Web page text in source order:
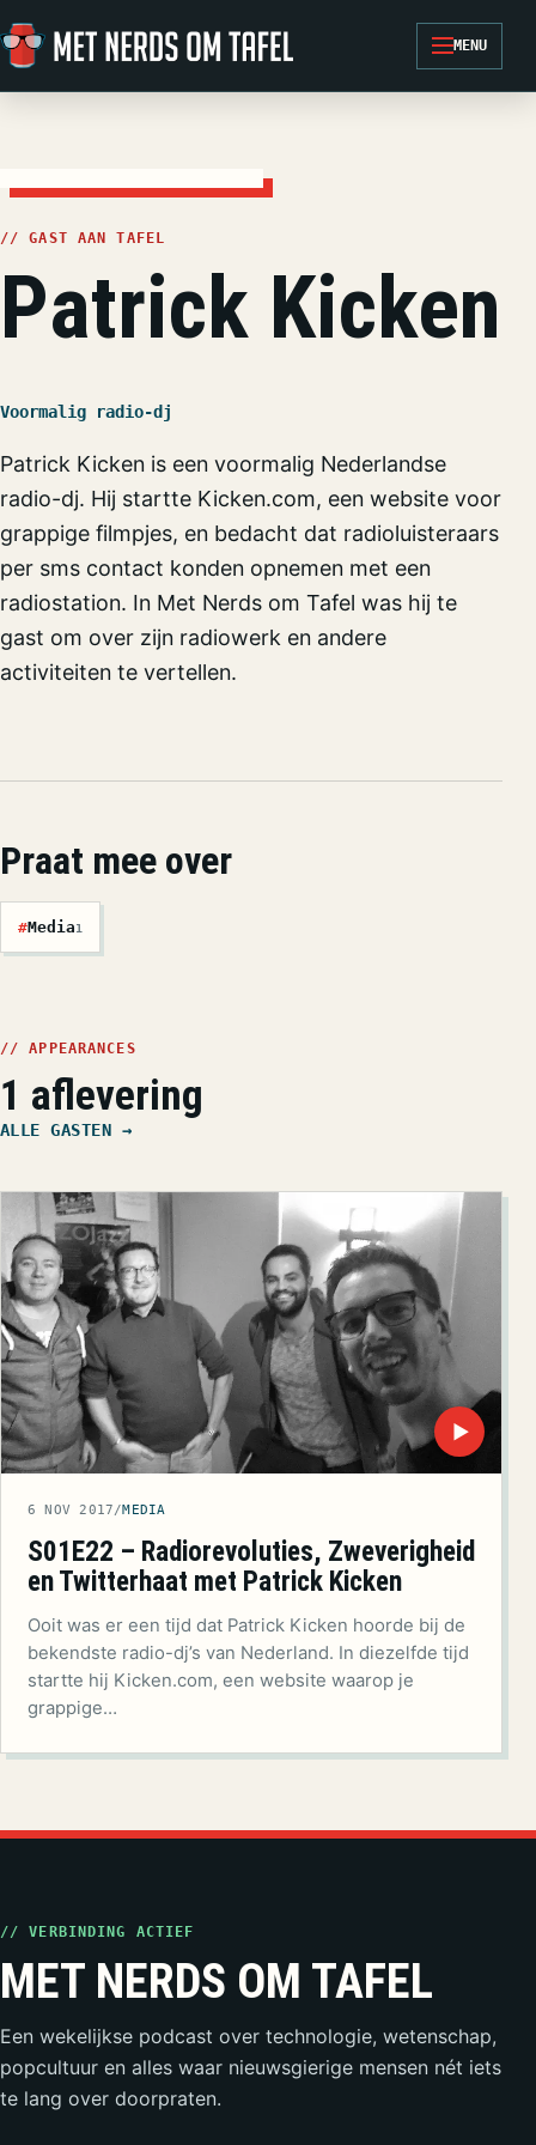
Ga naar de inhoud
MENU
// GAST AAN TAFEL
Patrick Kicken
Voormalig radio-dj
Patrick Kicken is een voormalig Nederlandse
radio-dj. Hij startte Kicken.com, een website voor
grappige filmpjes, en bedacht dat radioluisteraars
per sms contact konden opnemen met een
radiostation. In Met Nerds om Tafel was hij te
gast om over zijn radiowerk en andere
activiteiten te vertellen.
Praat mee over
#Media1
// APPEARANCES
1 aflevering
ALLE GASTEN →
▶
6 NOV 2017/MEDIA
S01E22 – Radiorevoluties, Zweverigheid
en Twitterhaat met Patrick Kicken
Ooit was er een tijd dat Patrick Kicken hoorde bij de
bekendste radio-dj’s van Nederland. In diezelfde tijd
startte hij Kicken.com, een website waarop je
grappige…
// VERBINDING ACTIEF
MET NERDS OM TAFEL
Een wekelijkse podcast over technologie, wetenschap,
popcultuur en alles waar nieuwsgierige mensen nét iets
te lang over doorpraten.